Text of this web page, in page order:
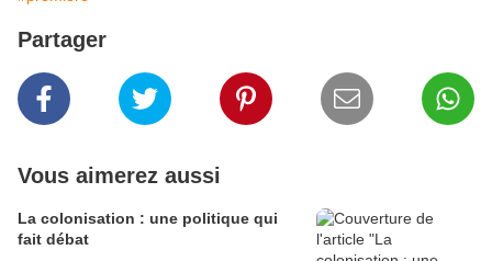
Partager
Vous aimerez aussi
La colonisation : une politique qui
fait débat